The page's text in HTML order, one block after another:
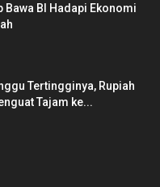
Bawa BI Hadapi Ekonomi
Tertingginya, Rupiah
Tajam ke...